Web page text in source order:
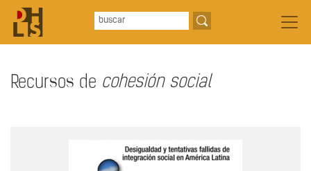
Recursos de cohesión social